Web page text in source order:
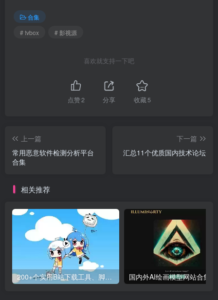
合集
# tvbox
# 影视源
喜欢就支持一下吧
点赞2 分享 收藏5
上一篇
常用恶意软件检测分析平台
合集
下一篇
汇总11个优质国内技术论坛
相关推荐
200+个实用B站下载工具、脚本、扩展集合项目 国内外AI绘画模型网站合集